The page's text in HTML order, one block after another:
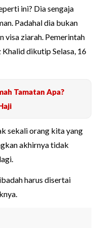
ini? Dia sengaja
Padahal dia bukan
visa ziarah. Pemerintah
dikutip Selasa, 16
Tamatan Apa?
sekali orang kita yang
akhirnya tidak
harus disertai